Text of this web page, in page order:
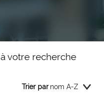
votre recherche
Trier par